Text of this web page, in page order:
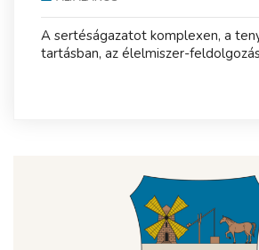
A sertéságazatot komplexen, a
tartásban, az élelmiszer-